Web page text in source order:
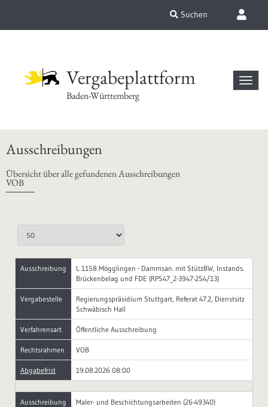
Suchen
Vergabeplattform
Baden-Württemberg
Ausschreibungen
Übersicht über alle gefundenen Ausschreibungen
VOB
Ausschreibung
L 1158 Mögglingen - Dammsan. mit StützBW, Instands.
Brückenbelag und FDE (RPS47_2-3947-254/13)
Vergabestelle
Regierungspräsidium Stuttgart, Referat 47.2, Dienstsitz
Schwäbisch Hall
Verfahrensart Öffentliche Ausschreibung
Rechtsrahmen VOB
Abgabefrist 19.08.2026 08:00
Ausschreibung Maler- und Beschichtungsarbeiten (26-49340)